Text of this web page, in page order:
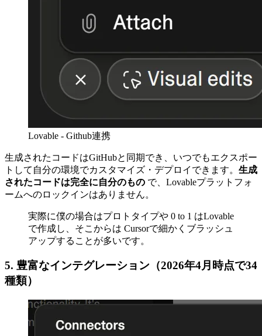
Lovable - Github連携
生成されたコードはGitHubと同期でき、いつでもエクスポー
トして自分の環境でカスタマイズ・デプロイできます。 生成
されたコードは完全に自分のもの で、Lovableプラットフォ
ームへのロックインはありません。
実際に僕の場合はプロトタイプや 0 to 1 はLovable
で作成し、そこからは Cursorで細かくブラッシュ
アップすることが多いです。
5. 豊富なインテグレーション（2026年4月時点で34
種類）